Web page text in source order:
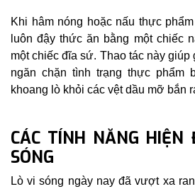
Khi hâm nóng hoặc nấu thực
luôn đậy thức ăn bằng một chiếc
một chiếc đĩa sứ. Thao tác này
ngăn chặn tình trạng thực phẩm
khoang lò khỏi các vệt dầu mỡ bắn
CÁC TÍNH NĂNG
SÓNG
Lò vi sóng ngày nay đã vượt xa